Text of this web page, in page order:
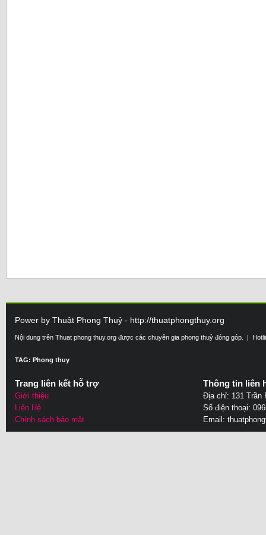
Power by Thuật Phong Thuỷ - http://thuatphongthuy.org
Nội dung trên Thuat phong thuy.org được các chuyên gia phong thuỷ đóng góp. |
TAG: Phong thuy
Trang liên kết hỗ trợ
Giới thiệu
Liện Hệ
Chính sách bảo mật
Thông tin liên
Địa chỉ: 131 Trần
Số điện thoại:
Email: